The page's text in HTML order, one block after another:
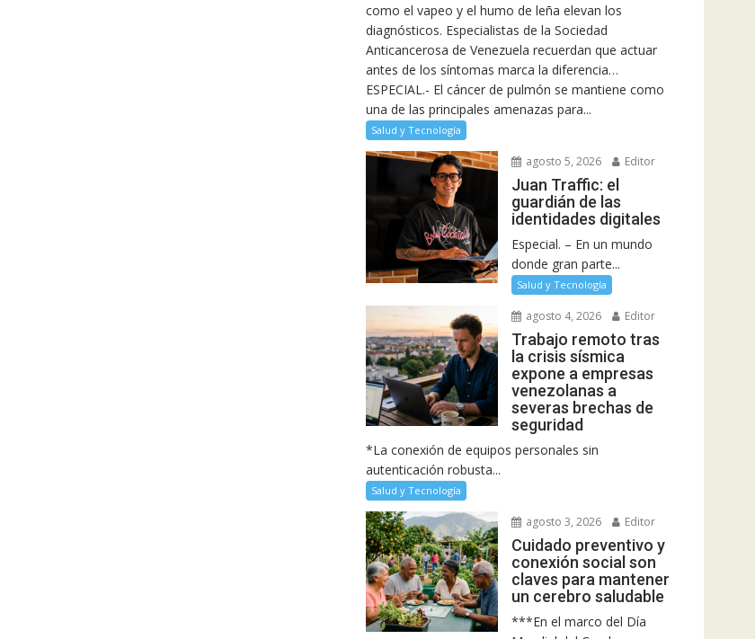
como el vapeo y el humo de leña elevan los
diagnósticos. Especialistas de la Sociedad
Anticancerosa de Venezuela recuerdan que actuar
antes de los síntomas marca la diferencia…
ESPECIAL.- El cáncer de pulmón se mantiene como
una de las principales amenazas para...
Salud y Tecnología
agosto 5, 2026 Editor
Juan Traffic: el
guardián de las
identidades digitales
Especial. – En un mundo
donde gran parte...
Salud y Tecnología
agosto 4, 2026 Editor
Trabajo remoto tras
la crisis sísmica
expone a empresas
venezolanas a
severas brechas de
seguridad
*La conexión de equipos personales sin
autenticación robusta...
Salud y Tecnología
agosto 3, 2026 Editor
Cuidado preventivo y
conexión social son
claves para mantener
un cerebro saludable
***En el marco del Día